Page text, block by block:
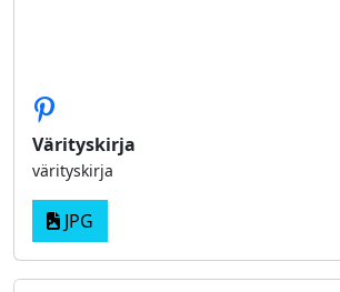
Värityskirja
värityskirja
JPG